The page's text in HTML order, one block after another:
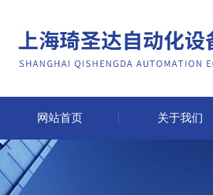
网站首页 关于我们